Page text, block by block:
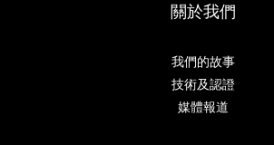
關於我們
我們的故事
技術及認證
媒體報道